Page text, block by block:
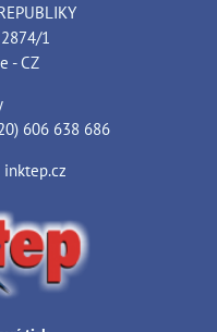
1
- CZ
606 638 686